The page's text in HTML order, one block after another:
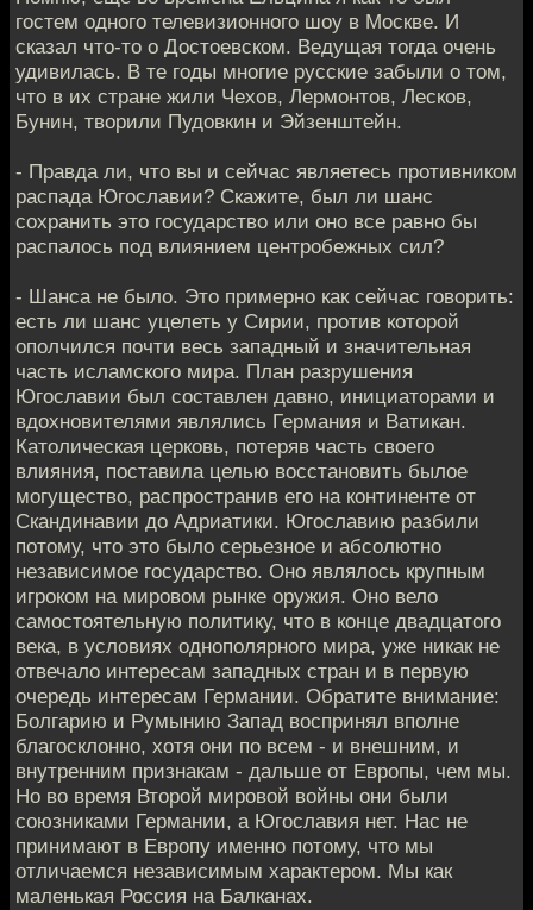
гостем одного телевизионного шоу в Москве. И
сказал что-то о Достоевском. Ведущая тогда очень
удивилась. В те годы многие русские забыли о том,
что в их стране жили Чехов, Лермонтов, Лесков,
Бунин, творили Пудовкин и Эйзенштейн.
- Правда ли, что вы и сейчас являетесь противником
распада Югославии? Скажите, был ли шанс
сохранить это государство или оно все равно бы
распалось под влиянием центробежных сил?
- Шанса не было. Это примерно как сейчас говорить:
есть ли шанс уцелеть у Сирии, против которой
ополчился почти весь западный и значительная
часть исламского мира. План разрушения
Югославии был составлен давно, инициаторами и
вдохновителями являлись Германия и Ватикан.
Католическая церковь, потеряв часть своего
влияния, поставила целью восстановить былое
могущество, распространив его на континенте от
Скандинавии до Адриатики. Югославию разбили
потому, что это было серьезное и абсолютно
независимое государство. Оно являлось крупным
игроком на мировом рынке оружия. Оно вело
самостоятельную политику, что в конце двадцатого
века, в условиях однополярного мира, уже никак не
отвечало интересам западных стран и в первую
очередь интересам Германии. Обратите внимание:
Болгарию и Румынию Запад воспринял вполне
благосклонно, хотя они по всем - и внешним, и
внутренним признакам - дальше от Европы, чем мы.
Но во время Второй мировой войны они были
союзниками Германии, а Югославия нет. Нас не
принимают в Европу именно потому, что мы
отличаемся независимым характером. Мы как
маленькая Россия на Балканах.